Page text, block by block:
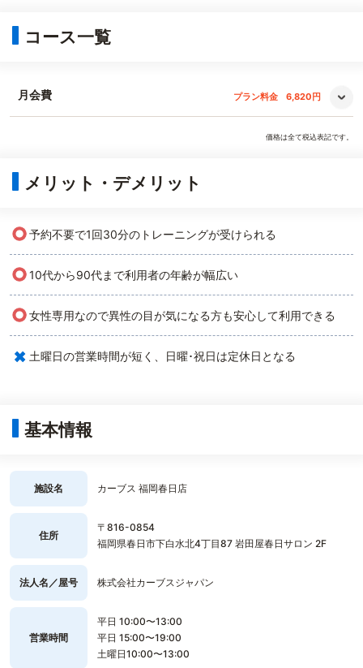
コース一覧
月会費 プラン料金 6,820円
価格は全て税込表記です。
メリット・デメリット
○予約不要で1回30分のトレーニングが受けられる
○10代から90代まで利用者の年齢が幅広い
○女性専用なので異性の目が気になる方も安心して利用できる
× 土曜日の営業時間が短く、日曜･祝日は定休日となる
基本情報
施設名 カーブス 福岡春日店
住所
〒816-0854
福岡県春日市下白水北4丁目87 岩田屋春日サロン 2F
法人名／屋号 株式会社カーブスジャパン
営業時間
平日 10:00〜13:00
平日 15:00〜19:00
土曜日10:00〜13:00